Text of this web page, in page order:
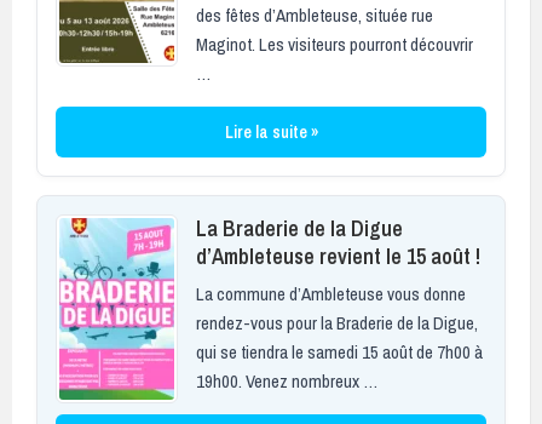
des fêtes d’Ambleteuse, située rue
Maginot. Les visiteurs pourront découvrir
…
Lire la suite »
La Braderie de la Digue
d’Ambleteuse revient le 15 août !
La commune d’Ambleteuse vous donne
rendez-vous pour la Braderie de la Digue,
qui se tiendra le samedi 15 août de 7h00 à
19h00. Venez nombreux …